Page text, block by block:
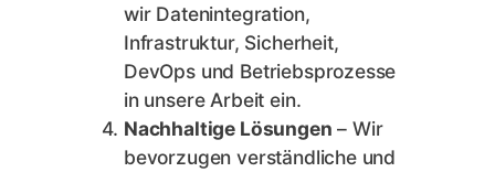
wir Datenintegration,
Infrastruktur, Sicherheit,
DevOps und Betriebsprozesse
in unsere Arbeit ein.
Nachhaltige Lösungen – Wir
bevorzugen verständliche und